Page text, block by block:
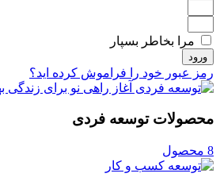
مرا بخاطر بسپار
ورود
رمز عبور خود را فراموش کرده اید؟
محصولات توسعه فردی
8 محصول